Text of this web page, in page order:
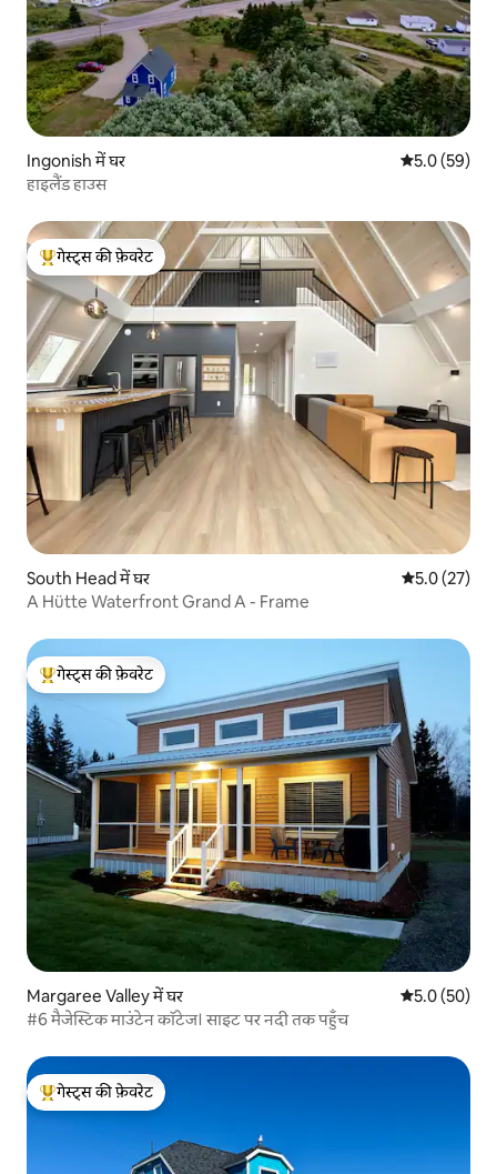
Ingonish में घर औसत रेटिंग 5
5.0 (59)
हाइलैंड हाउस
गेस्ट्स का टॉप फ़ेवरेट
गेस्ट्स की फ़ेवरेट
South Head में घर औसत रेटिंग 5
5.0 (27)
A Hütte Waterfront Grand A - Frame
गेस्ट्स का टॉप फ़ेवरेट
गेस्ट्स की फ़ेवरेट
Margaree Valley में घर औसत रेटिंग 5
5.0 (50)
#6 मैजेस्टिक माउंटेन कॉटेज। साइट पर नदी तक पहुँच
गेस्ट्स का टॉप फ़ेवरेट
गेस्ट्स की फ़ेवरेट